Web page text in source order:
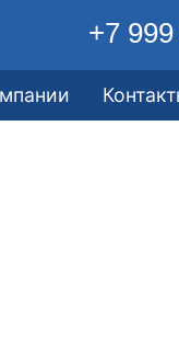
+7